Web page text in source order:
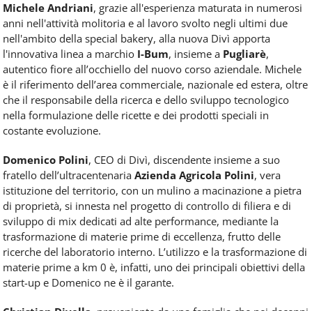
Michele Andriani, grazie all'esperienza maturata in numerosi
anni nell'attività molitoria e al lavoro svolto negli ultimi due
nell'ambito della special bakery, alla nuova Divì apporta
l'innovativa linea a marchio I-Bum, insieme a Pugliarè,
autentico fiore all’occhiello del nuovo corso aziendale. Michele
è il riferimento dell’area commerciale, nazionale ed estera, oltre
che il responsabile della ricerca e dello sviluppo tecnologico
nella formulazione delle ricette e dei prodotti speciali in
costante evoluzione.
Domenico Polini, CEO di Divì, discendente insieme a suo
fratello dell’ultracentenaria Azienda Agricola Polini, vera
istituzione del territorio, con un mulino a macinazione a pietra
di proprietà, si innesta nel progetto di controllo di filiera e di
sviluppo di mix dedicati ad alte performance, mediante la
trasformazione di materie prime di eccellenza, frutto delle
ricerche del laboratorio interno. L’utilizzo e la trasformazione di
materie prime a km 0 è, infatti, uno dei principali obiettivi della
start-up e Domenico ne è il garante.